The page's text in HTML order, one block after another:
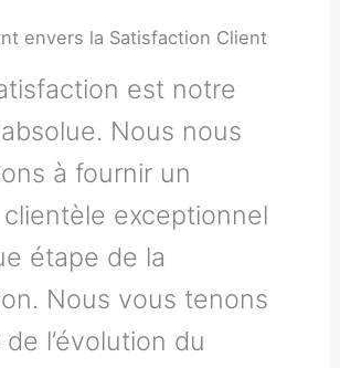
envers la Satisfaction Client
est notre
Nous nous
à fournir un
exceptionnel
étape de la
Nous vous tenons
l’évolution du